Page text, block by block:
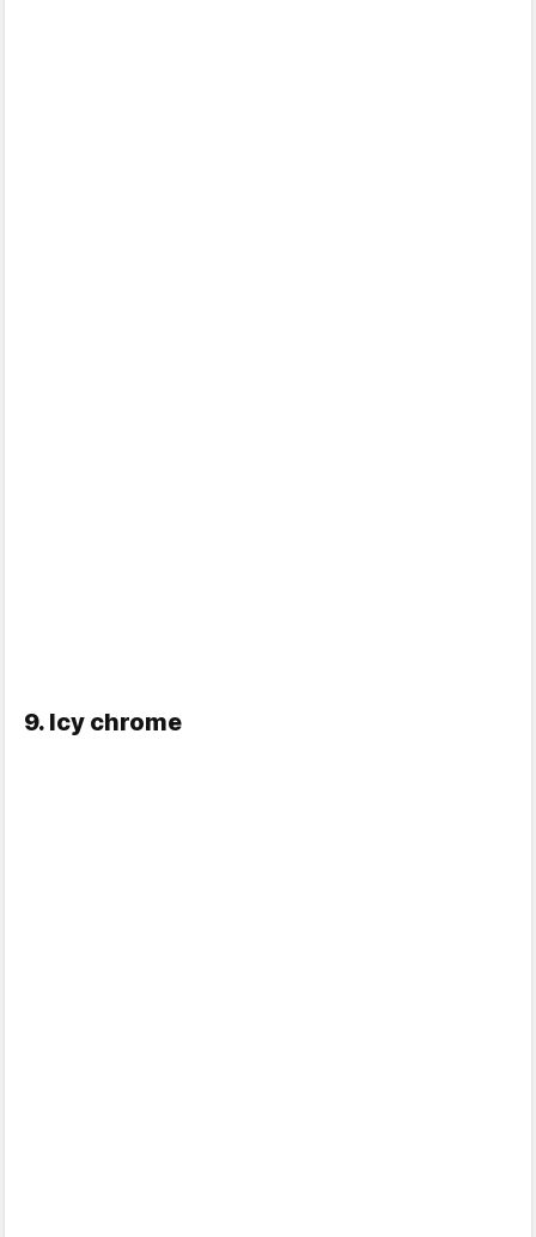
9. Icy chrome